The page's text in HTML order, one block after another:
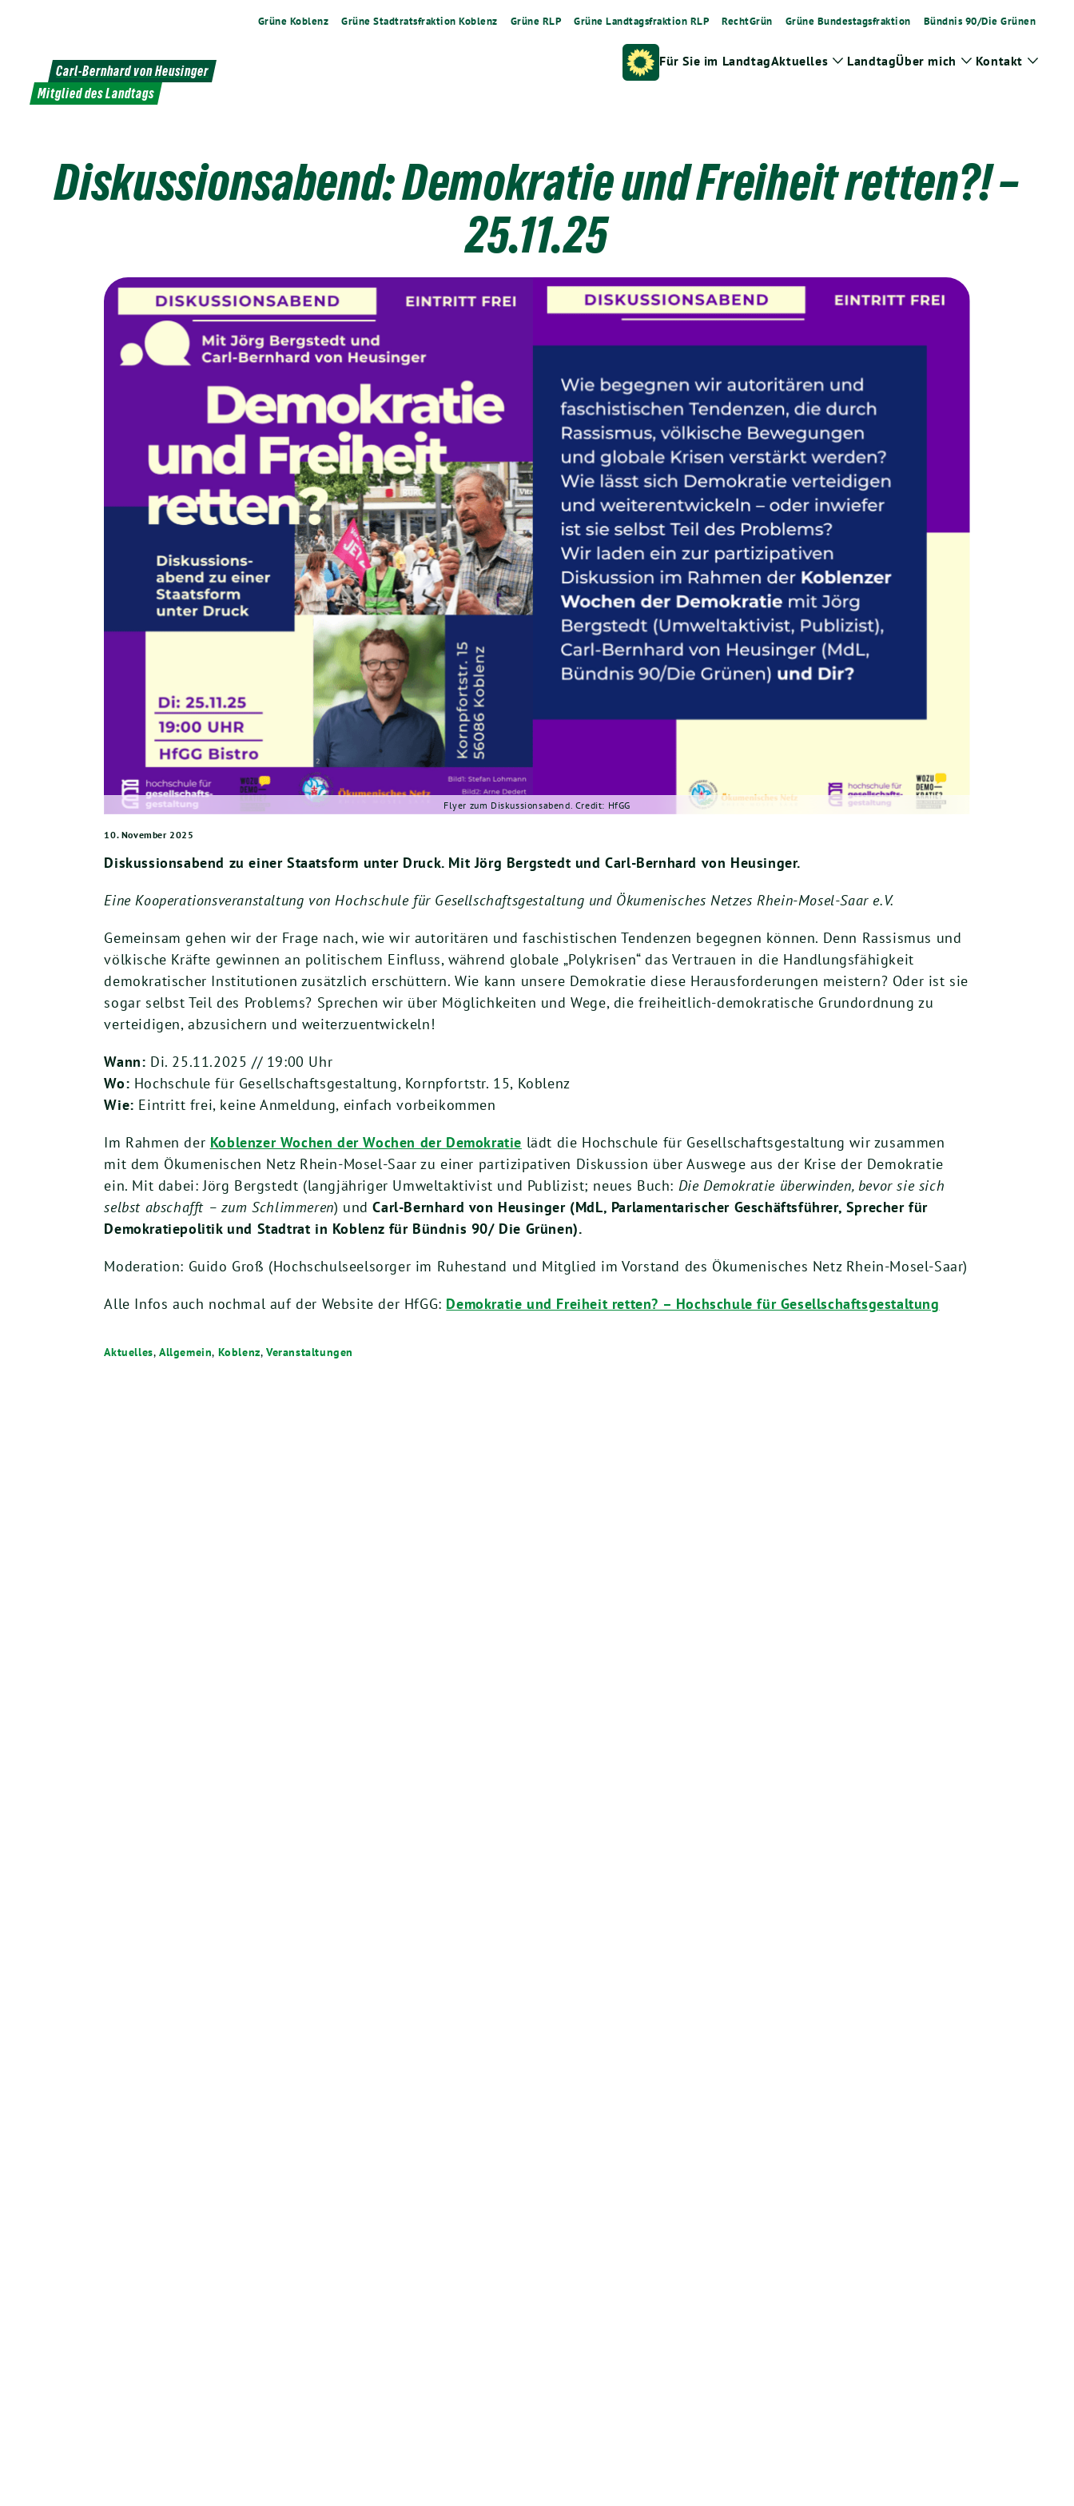
Grüne Koblenz Grüne Stadtratsfraktion Koblenz Grüne RLP Grüne Landtagsfraktion RLP RechtGrün Grüne Bundestagsfraktion Bündnis 90/Die Grünen
Carl-Bernhard von Heusinger
Mitglied des Landtags
Für Sie im LandtagAktuelles Zeige
LandtagÜber mich
Zeige
Kontakt Zeige
Diskussionsabend: Demokratie und Freiheit retten?! –
25.11.25
Flyer zum Diskussionsabend. Credit: HfGG
10. November 2025
Diskussionsabend zu einer Staatsform unter Druck. Mit Jörg Bergstedt und Carl-Bernhard von Heusinger.
Eine Kooperationsveranstaltung von Hochschule für Gesellschaftsgestaltung und Ökumenisches Netzes Rhein-Mosel-Saar e.V.
Gemeinsam gehen wir der Frage nach, wie wir autoritären und faschistischen Tendenzen begegnen können. Denn Rassismus und
völkische Kräfte gewinnen an politischem Einfluss, während globale „Polykrisen“ das Vertrauen in die Handlungsfähigkeit
demokratischer Institutionen zusätzlich erschüttern. Wie kann unsere Demokratie diese Herausforderungen meistern? Oder ist sie
sogar selbst Teil des Problems? Sprechen wir über Möglichkeiten und Wege, die freiheitlich-demokratische Grundordnung zu
verteidigen, abzusichern und weiterzuentwickeln!
Wann: Di. 25.11.2025 // 19:00 Uhr
Wo: Hochschule für Gesellschaftsgestaltung, Kornpfortstr. 15, Koblenz
Wie: Eintritt frei, keine Anmeldung, einfach vorbeikommen
Im Rahmen der Koblenzer Wochen der Wochen der Demokratie lädt die Hochschule für Gesellschaftsgestaltung wir zusammen
mit dem Ökumenischen Netz Rhein-Mosel-Saar zu einer partizipativen Diskussion über Auswege aus der Krise der Demokratie
ein. Mit dabei: Jörg Bergstedt (langjähriger Umweltaktivist und Publizist; neues Buch: Die Demokratie überwinden, bevor sie sich
selbst abschafft – zum Schlimmeren) undCarl-Bernhard von Heusinger (MdL, Parlamentarischer Geschäftsführer, Sprecher für
Demokratiepolitik und Stadtrat in Koblenz für Bündnis 90/ Die Grünen).
Moderation: Guido Groß (Hochschulseelsorger im Ruhestand und Mitglied im Vorstand des Ökumenisches Netz Rhein-Mosel-Saar)
Alle Infos auch nochmal auf der Website der HfGG: Demokratie und Freiheit retten? – Hochschule für Gesellschaftsgestaltung
Aktuelles, Allgemein, Koblenz, Veranstaltungen